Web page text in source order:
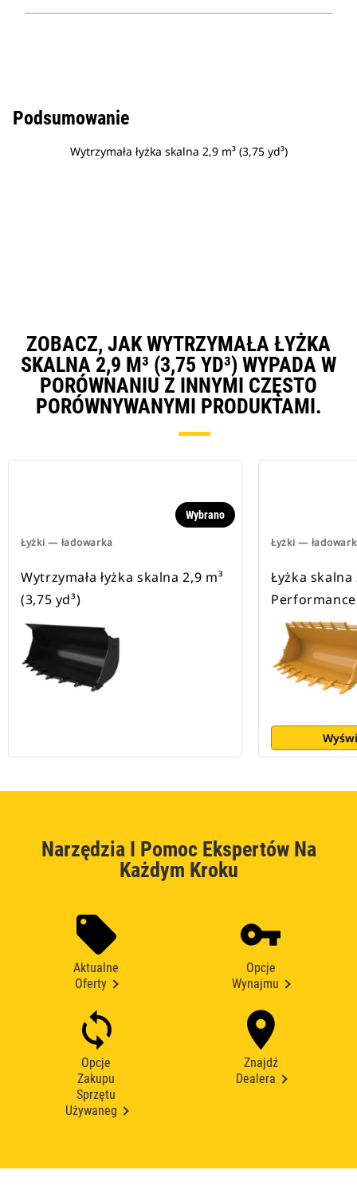
Podsumowanie
Wytrzymała łyżka skalna 2,9 m³ (3,75 yd³)
ZOBACZ, JAK WYTRZYMAŁA ŁYŻKA
SKALNA 2,9 M³ (3,75 YD³) WYPADA W
PORÓWNANIU Z INNYMI CZĘSTO
PORÓWNYWANYMI PRODUKTAMI.
Łyżki — ładowarka
Wybrano
Wytrzymała łyżka skalna 2,9 m³
(3,75 yd³)
Łyżki —
Łyżka
Performance
Narzędzia I Pomoc Ekspertów Na
Każdym Kroku
Aktualne
Oferty
Opcje
Wynajmu
Opcje
Zakupu
Sprzętu
Używaneg
Znajdź
Dealera